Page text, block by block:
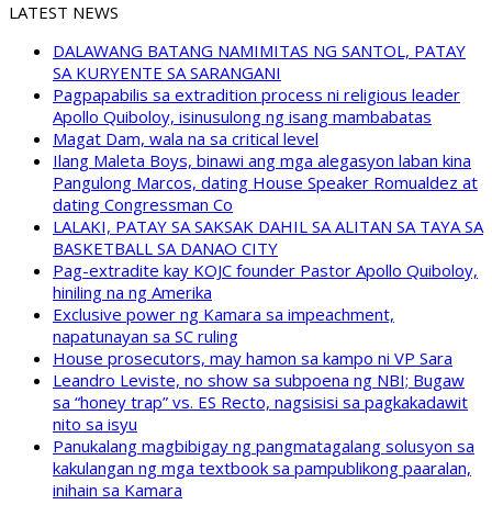
LATEST NEWS
DALAWANG BATANG NAMIMITAS NG SANTOL, PATAY
SA KURYENTE SA SARANGANI
Pagpapabilis sa extradition process ni religious leader
Apollo Quiboloy, isinusulong ng isang mambabatas
Magat Dam, wala na sa critical level
Ilang Maleta Boys, binawi ang mga alegasyon laban kina
Pangulong Marcos, dating House Speaker Romualdez at
dating Congressman Co
LALAKI, PATAY SA SAKSAK DAHIL SA ALITAN SA TAYA SA
BASKETBALL SA DANAO CITY
Pag-extradite kay KOJC founder Pastor Apollo Quiboloy,
hiniling na ng Amerika
Exclusive power ng Kamara sa impeachment,
napatunayan sa SC ruling
House prosecutors, may hamon sa kampo ni VP Sara
Leandro Leviste, no show sa subpoena ng NBI; Bugaw
sa “honey trap” vs. ES Recto, nagsisisi sa pagkakadawit
nito sa isyu
Panukalang magbibigay ng pangmatagalang solusyon sa
kakulangan ng mga textbook sa pampublikong paaralan,
inihain sa Kamara